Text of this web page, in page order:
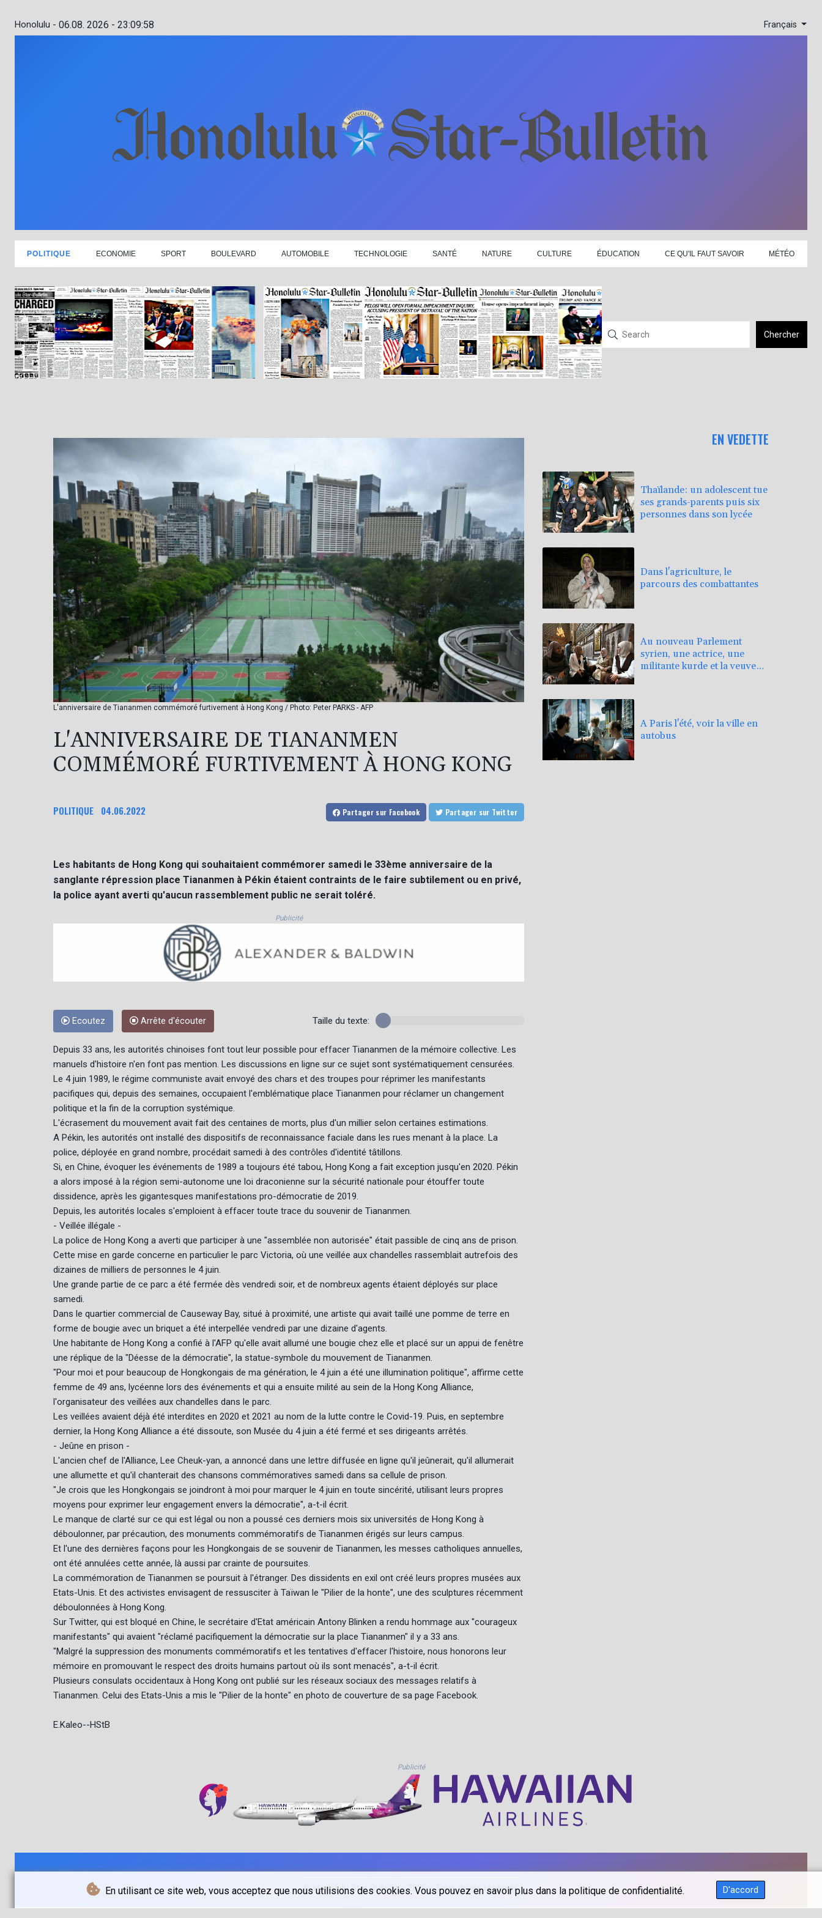
En utilisant ce site web, vous acceptez que nous utilisions des cookies. Vous pouvez en savoir plus dans la politique de confidentialité. D'accord
Honolulu - 06.08. 2026 - 23:09:59 Français
POLITIQUE ECONOMIE SPORT BOULEVARD AUTOMOBILE TECHNOLOGIE SANTÉ NATURE CULTURE ÉDUCATION CE QU'IL FAUT SAVOIR MÉTÉO
Chercher
L'anniversaire de Tiananmen commémoré furtivement à Hong Kong / Photo: Peter PARKS - AFP
L'ANNIVERSAIRE DE TIANANMEN
COMMÉMORÉ FURTIVEMENT À HONG KONG
POLITIQUE 04.06.2022 Partager sur Facebook Partager sur Twitter
Les habitants de Hong Kong qui souhaitaient commémorer samedi le 33ème anniversaire de la
sanglante répression place Tiananmen à Pékin étaient contraints de le faire subtilement ou en privé,
la police ayant averti qu'aucun rassemblement public ne serait toléré.
Publicité
Ecoutez Arrête d'écouter Taille du texte:
Depuis 33 ans, les autorités chinoises font tout leur possible pour effacer Tiananmen de la mémoire collective. Les
manuels d'histoire n'en font pas mention. Les discussions en ligne sur ce sujet sont systématiquement censurées.
Le 4 juin 1989, le régime communiste avait envoyé des chars et des troupes pour réprimer les manifestants
pacifiques qui, depuis des semaines, occupaient l'emblématique place Tiananmen pour réclamer un changement
politique et la fin de la corruption systémique.
L'écrasement du mouvement avait fait des centaines de morts, plus d'un millier selon certaines estimations.
A Pékin, les autorités ont installé des dispositifs de reconnaissance faciale dans les rues menant à la place. La
police, déployée en grand nombre, procédait samedi à des contrôles d'identité tâtillons.
Si, en Chine, évoquer les événements de 1989 a toujours été tabou, Hong Kong a fait exception jusqu'en 2020. Pékin
a alors imposé à la région semi-autonome une loi draconienne sur la sécurité nationale pour étouffer toute
dissidence, après les gigantesques manifestations pro-démocratie de 2019.
Depuis, les autorités locales s'emploient à effacer toute trace du souvenir de Tiananmen.
- Veillée illégale -
La police de Hong Kong a averti que participer à une "assemblée non autorisée" était passible de cinq ans de prison.
Cette mise en garde concerne en particulier le parc Victoria, où une veillée aux chandelles rassemblait autrefois des
dizaines de milliers de personnes le 4 juin.
Une grande partie de ce parc a été fermée dès vendredi soir, et de nombreux agents étaient déployés sur place
samedi.
Dans le quartier commercial de Causeway Bay, situé à proximité, une artiste qui avait taillé une pomme de terre en
forme de bougie avec un briquet a été interpellée vendredi par une dizaine d'agents.
Une habitante de Hong Kong a confié à l'AFP qu'elle avait allumé une bougie chez elle et placé sur un appui de fenêtre
une réplique de la "Déesse de la démocratie", la statue-symbole du mouvement de Tiananmen.
"Pour moi et pour beaucoup de Hongkongais de ma génération, le 4 juin a été une illumination politique", affirme cette
femme de 49 ans, lycéenne lors des événements et qui a ensuite milité au sein de la Hong Kong Alliance,
l'organisateur des veillées aux chandelles dans le parc.
Les veillées avaient déjà été interdites en 2020 et 2021 au nom de la lutte contre le Covid-19. Puis, en septembre
dernier, la Hong Kong Alliance a été dissoute, son Musée du 4 juin a été fermé et ses dirigeants arrêtés.
- Jeûne en prison -
L'ancien chef de l'Alliance, Lee Cheuk-yan, a annoncé dans une lettre diffusée en ligne qu'il jeûnerait, qu'il allumerait
une allumette et qu'il chanterait des chansons commémoratives samedi dans sa cellule de prison.
"Je crois que les Hongkongais se joindront à moi pour marquer le 4 juin en toute sincérité, utilisant leurs propres
moyens pour exprimer leur engagement envers la démocratie", a-t-il écrit.
Le manque de clarté sur ce qui est légal ou non a poussé ces derniers mois six universités de Hong Kong à
déboulonner, par précaution, des monuments commémoratifs de Tiananmen érigés sur leurs campus.
Et l'une des dernières façons pour les Hongkongais de se souvenir de Tiananmen, les messes catholiques annuelles,
ont été annulées cette année, là aussi par crainte de poursuites.
La commémoration de Tiananmen se poursuit à l'étranger. Des dissidents en exil ont créé leurs propres musées aux
Etats-Unis. Et des activistes envisagent de ressusciter à Taïwan le "Pilier de la honte", une des sculptures récemment
déboulonnées à Hong Kong.
Sur Twitter, qui est bloqué en Chine, le secrétaire d'Etat américain Antony Blinken a rendu hommage aux "courageux
manifestants" qui avaient "réclamé pacifiquement la démocratie sur la place Tiananmen" il y a 33 ans.
"Malgré la suppression des monuments commémoratifs et les tentatives d'effacer l'histoire, nous honorons leur
mémoire en promouvant le respect des droits humains partout où ils sont menacés", a-t-il écrit.
Plusieurs consulats occidentaux à Hong Kong ont publié sur les réseaux sociaux des messages relatifs à
Tiananmen. Celui des Etats-Unis a mis le "Pilier de la honte" en photo de couverture de sa page Facebook.
E.Kaleo--HStB
EN VEDETTE
Thaïlande: un adolescent tue
ses grands-parents puis six
personnes dans son lycée
Dans l'agriculture, le
parcours des combattantes
Au nouveau Parlement
syrien, une actrice, une
militante kurde et la veuve
A Paris l'été, voir la ville en
autobus
Publicité
© Honolulu Star Bulletin - 2026 - Tous droits réservés